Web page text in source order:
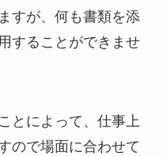
すが、何も書類を添
することができませ
とによって、仕事上
ので場面に合わせて